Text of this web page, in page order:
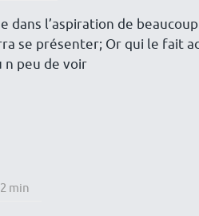
dans l’aspiration de
se présenter; Or qui le fait
n peu de voir
min